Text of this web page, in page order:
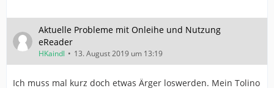
Aktuelle Probleme mit Onleihe und Nutzung
eReader
HKaindl 13. August 2019 um 13:19
Ich muss mal kurz doch etwas Ärger loswerden. Mein Tolino